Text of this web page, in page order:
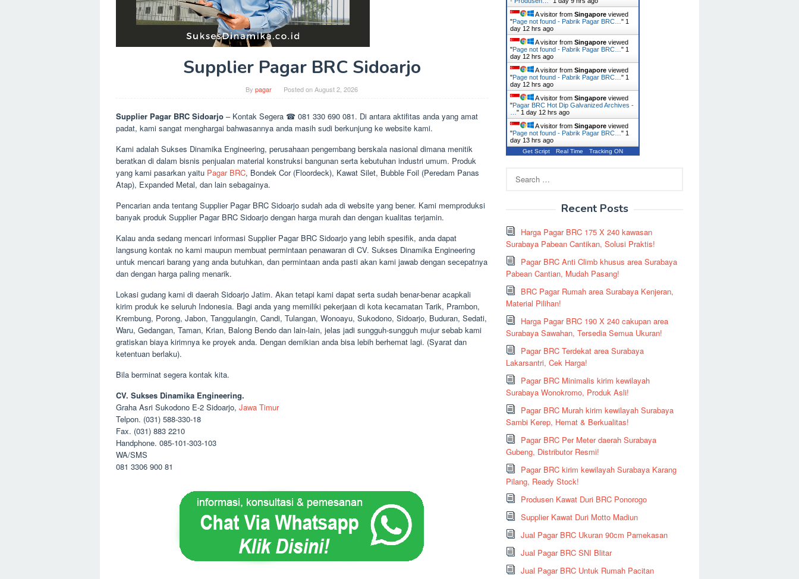
Supplier Pagar BRC Sidoarjo
Bypagar Posted onAugust 2, 2026
Supplier Pagar BRC Sidoarjo– Kontak Segera ☎ 081 330 690 081. Di antara aktifitas anda yang amat
padat, kami sangat menghargai bahwasannya anda masih sudi berkunjung ke website kami.
Kami adalah Sukses Dinamika Engineering, perusahaan pengembang berskala nasional dimana menitik
beratkan di dalam bisnis penjualan material konstruksi bangunan serta kebutuhan industri umum. Produk
yang kami pasarkan yaitu Pagar BRC, Bondek Cor (Floordeck), Kawat Silet, Bubble Foil (Peredam Panas
Atap), Expanded Metal, dan lain sebagainya.
Pencarian anda tentang Supplier Pagar BRC Sidoarjo sudah ada di website yang bener. Kami memproduksi
banyak produk Supplier Pagar BRC Sidoarjo dengan harga murah dan dengan kualitas terjamin.
Kalau anda sedang mencari informasi Supplier Pagar BRC Sidoarjo yang lebih spesifik, anda dapat
langsung kontak no kami maupun membuat permintaan penawaran di CV. Sukses Dinamika Engineering
untuk mencari barang yang anda butuhkan, dan permintaan anda pasti akan kami jawab dengan secepatnya
dan dengan harga paling menarik.
Lokasi gudang kami di daerah Sidoarjo Jatim. Akan tetapi kami dapat serta sudah benar-benar acapkali
kirim produk ke seluruh Indonesia. Bagi anda yang memiliki pekerjaan di kota kecamatan Tarik, Prambon,
Krembung, Porong, Jabon, Tanggulangin, Candi, Tulangan, Wonoayu, Sukodono, Sidoarjo, Buduran, Sedati,
Waru, Gedangan, Taman, Krian, Balong Bendo dan lain-lain, jelas jadi sungguh-sungguh mujur sebab kami
gratiskan biaya kirimnya ke proyek anda. Dengan demikian anda bisa lebih berhemat lagi. (Syarat dan
ketentuan berlaku).
Bila berminat segera kontak kita.
CV. Sukses Dinamika Engineering.
Graha Asri Sukodono E-2 Sidoarjo, Jawa Timur
Telpon. (031) 588-330-18
Fax. (031) 883 2210
Handphone. 085-101-303-103
WA/SMS
081 3306 900 81
A visitor fromSingapore viewed
"Page not found - Pabrik Pagar BRC…" 1
day 12 hrs ago
A visitor fromSingapore viewed
"Page not found - Pabrik Pagar BRC…" 1
day 12 hrs ago
A visitor fromSingapore viewed
"Page not found - Pabrik Pagar BRC…" 1
day 12 hrs ago
A visitor fromSingapore viewed
"Pagar BRC Hot Dip Galvanized Archives -
…" 1 day 12 hrs ago
A visitor fromSingapore viewed
"Page not found - Pabrik Pagar BRC…" 1
day 13 hrs ago
Get Script Real Time Tracking ON
for:
Recent Posts
Harga Pagar BRC 175 X 240 kawasan
Surabaya Pabean Cantikan, Solusi Praktis!
Pagar BRC Anti Climb khusus area Surabaya
Pabean Cantian, Mudah Pasang!
BRC Pagar Rumah area Surabaya Kenjeran,
Material Pilihan!
Harga Pagar BRC 190 X 240 cakupan area
Surabaya Sawahan, Tersedia Semua Ukuran!
Pagar BRC Terdekat area Surabaya
Lakarsantri, Cek Harga!
Pagar BRC Minimalis kirim kewilayah
Surabaya Wonokromo, Produk Asli!
Pagar BRC Murah kirim kewilayah Surabaya
Sambi Kerep, Hemat & Berkualitas!
Pagar BRC Per Meter daerah Surabaya
Gubeng, Distributor Resmi!
Pagar BRC kirim kewilayah Surabaya Karang
Pilang, Ready Stock!
Produsen Kawat Duri BRC Ponorogo
Supplier Kawat Duri Motto Madiun
Jual Pagar BRC Ukuran 90cm Pamekasan
Jual Pagar BRC SNI Blitar
Jual Pagar BRC Untuk Rumah Pacitan